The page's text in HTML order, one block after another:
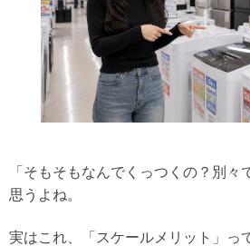
「そもそもなんでくっつくの？別々
思うよね。
実はこれ、 「スケールメリット」
っ